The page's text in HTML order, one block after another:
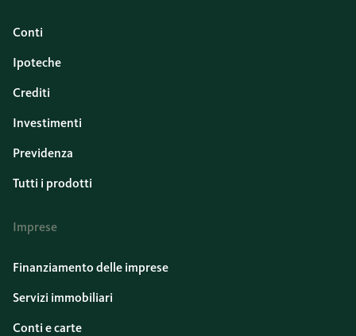
Conti
Ipoteche
Crediti
Investimenti
Previdenza
Tutti i prodotti
Imprese
Finanziamento delle imprese
Servizi immobiliari
Conti e carte